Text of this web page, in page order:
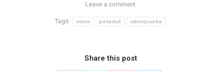
Leave a comment
Tags: motos portada3 video/prueba
Share this post